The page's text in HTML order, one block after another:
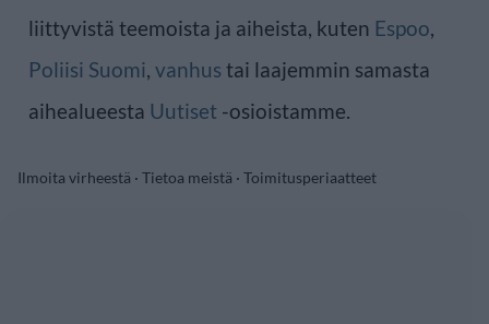
liittyvistä teemoista ja aiheista, kuten Espoo,
Poliisi Suomi, vanhus tai laajemmin samasta
aihealueesta Uutiset -osioistamme.
Ilmoita virheestä · Tietoa meistä · Toimitusperiaatteet